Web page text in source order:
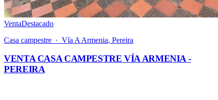
VentaDestacado
Casa campestre · Vía A Armenia, Pereira
VENTA CASA CAMPESTRE VÍA ARMENIA -
PEREIRA